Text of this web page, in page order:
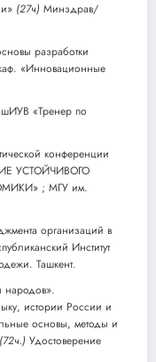
(27ч) Минздрав/
разработки
«Инновационные
«Тренер по
конференции
УСТОЙЧИВОГО
; МГУ им.
организаций в
Институт
Ташкент.
народов».
истории России и
основы, методы и
(72ч.) Удостоверение